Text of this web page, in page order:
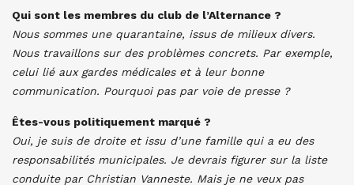
Qui sont les membres du club de l’Alternance ?
Nous sommes une quarantaine, issus de milieux divers.
Nous travaillons sur des problèmes concrets. Par exemple,
celui lié aux gardes médicales et à leur bonne
communication. Pourquoi pas par voie de presse ?
Êtes-vous politiquement marqué ?
Oui, je suis de droite et issu d’une famille qui a eu des
responsabilités municipales. Je devrais figurer sur la liste
conduite par Christian Vanneste. Mais je ne veux pas